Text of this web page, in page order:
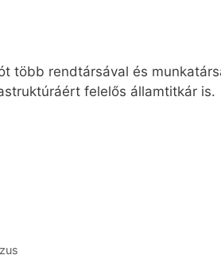
több rendtársával és
felelős államtitkár is.